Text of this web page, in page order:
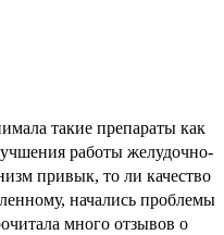
такие препараты как
работы желудочно-
привык, то ли качество
начались проблемы
много отзывов о